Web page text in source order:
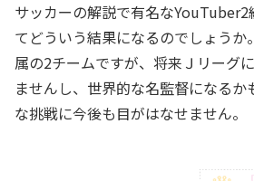
サッカーの解説で有名なYouTuber2
てどういう結果になるのでしょう
属の2チームですが、将来Ｊリーグ
ませんし、世界的な名監督になる
な挑戦に今後も目がはなせません。